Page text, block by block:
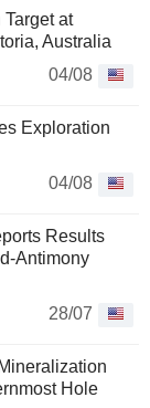
at
Australia
04/08
Exploration
04/08
Results
Antimony
28/07
Hole